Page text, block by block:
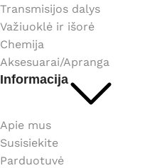
Transmisijos dalys
Važiuoklė ir išorė
Chemija
Aksesuarai/Apranga
Informacija
Apie mus
Susisiekite
Parduotuvė